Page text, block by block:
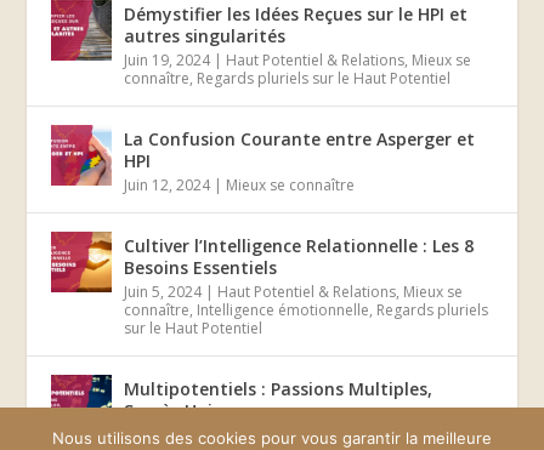
Démystifier les Idées Reçues sur le HPI et
autres singularités
Juin 19, 2024| Haut Potentiel & Relations, Mieux se
connaître, Regards pluriels sur le Haut Potentiel
La Confusion Courante entre Asperger et
HPI
Juin 12, 2024| Mieux se connaître
Cultiver l’Intelligence Relationnelle : Les 8
Besoins Essentiels
Juin 5, 2024| Haut Potentiel & Relations, Mieux se
connaître, Intelligence émotionnelle, Regards pluriels
sur le Haut Potentiel
Multipotentiels : Passions Multiples,
Succès Unique
Mai 29, 2024|Mieux se connaître
Nous utilisons des cookies pour vous garantir la meilleure